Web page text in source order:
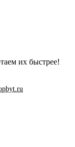
их быстрее!